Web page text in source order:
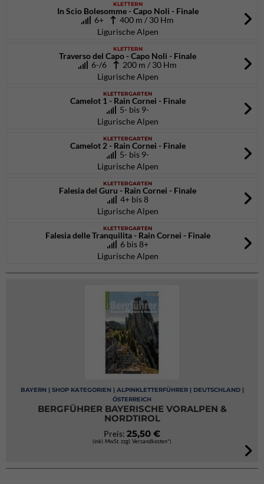
KLETTERN
In Scio Bolesomme - Capo Noli - Finale
6+
400 m / 30 Hm
Ligurische Alpen
KLETTERN
Traverso del Capo - Capo Noli - Finale
6-/6
200 m / 30 Hm
Ligurische Alpen
KLETTERGARTEN
Camelot 1 - Rain Cornei - Finale
5- bis 9-
Ligurische Alpen
KLETTERGARTEN
Camelot 2 - Rain Cornei - Finale
5- bis 9-
Ligurische Alpen
KLETTERGARTEN
Falesia del Guru - Rain Cornei - Finale
4+ bis 8
Ligurische Alpen
KLETTERGARTEN
Falesia delle Tranquilita - Rain Cornei - Finale
6 bis 8+
Ligurische Alpen
BAYERN | SHOP KATEGORIEN | ALPINKLETTERFÜHRER | DEUTSCHLAND |
ÖSTERREICH
BERGFÜHRER BAYERISCHE VORALPEN &
NORDTIROL
Preis: 25,50 €
(inkl. MwSt. zzgl. Versandkosten*)